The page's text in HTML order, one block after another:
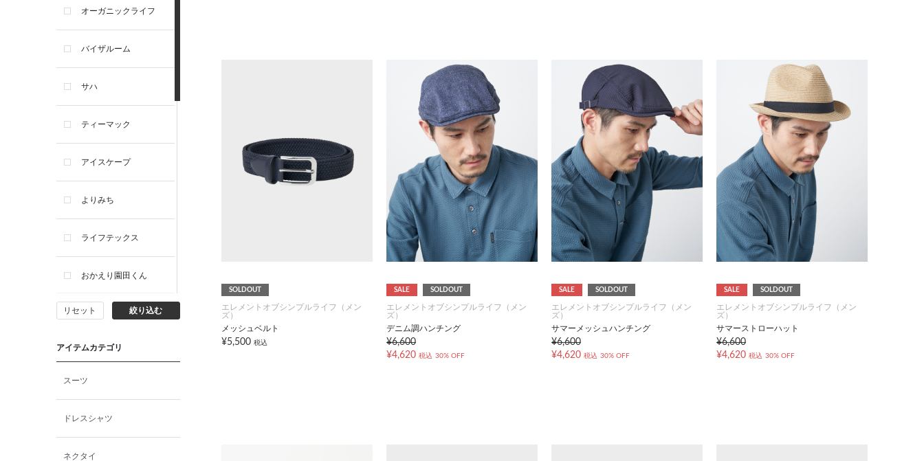
オーガニックライフ
バイザルーム
サハ
ティーマック
アイスケープ
よりみち
ライフテックス
おかえり園田くん
ビー・エー・ジー
イヴィスト
ン
西脇シリーズ
リセット 絞り込む
アイテムカテゴリ
スーツ
ドレスシャツ
ネクタイ
SOLDOUT
エレメントオブシンプルライフ（メン
ズ）
メッシュベルト
¥5,500 税込
SALE SOLDOUT
エレメントオブシンプルライフ（メン
ズ）
デニム調ハンチング
¥6,600
¥4,620 税込 30% OFF
SALE SOLDOUT
エレメントオブシンプルライフ（メン
ズ）
サマーメッシュハンチング
¥6,600
¥4,620 税込 30% OFF
SALE SOLDOUT
エレメントオブシンプルライフ（メン
ズ）
サマーストローハット
¥6,600
¥4,620 税込 30% OFF